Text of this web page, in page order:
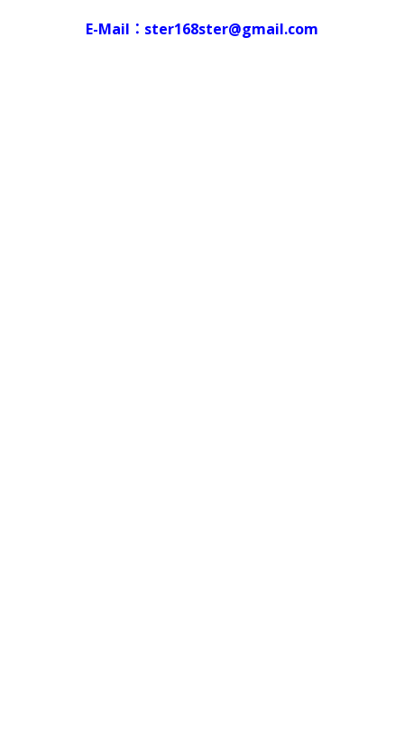
E-Mail：ster168ster@gmail.com